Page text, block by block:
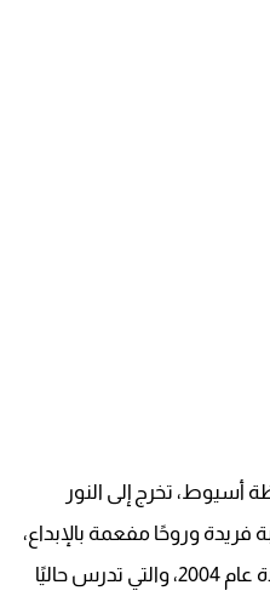
أسيوط، تخرج إلى النور
وروحًا مفعمة بالإبداع،
إنها هايدي أشرف عياد، المولودة عام 2004، والتي تدرس حاليًا